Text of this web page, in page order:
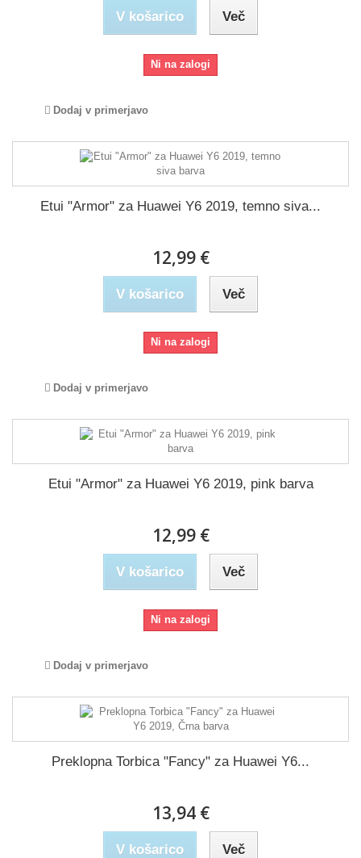
V košarico Več
Ni na zalogi
Dodaj v primerjavo
Etui "Armor" za Huawei Y6 2019, temno siva...
12,99 €
V košarico Več
Ni na zalogi
Dodaj v primerjavo
Etui "Armor" za Huawei Y6 2019, pink barva
12,99 €
V košarico Več
Ni na zalogi
Dodaj v primerjavo
Preklopna Torbica "Fancy" za Huawei Y6...
13,94 €
V košarico Več